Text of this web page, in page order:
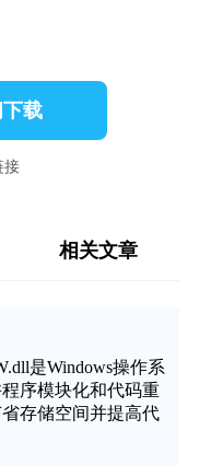
载
接
相关文章
是Windows操作系
序模块化和代码重
存储空间并提高代